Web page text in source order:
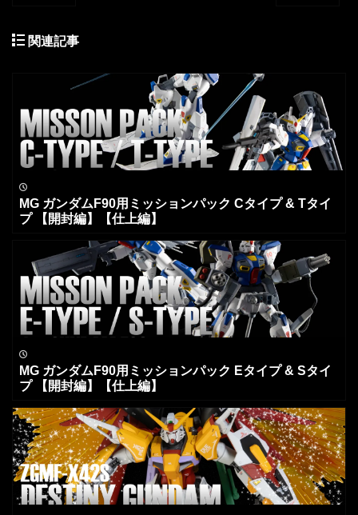
関連記事
MG ガンダムF90用ミッションパック Cタイプ & Tタイ
プ 【開封編】【仕上編】
MG ガンダムF90用ミッションパック Eタイプ & Sタイ
プ 【開封編】【仕上編】